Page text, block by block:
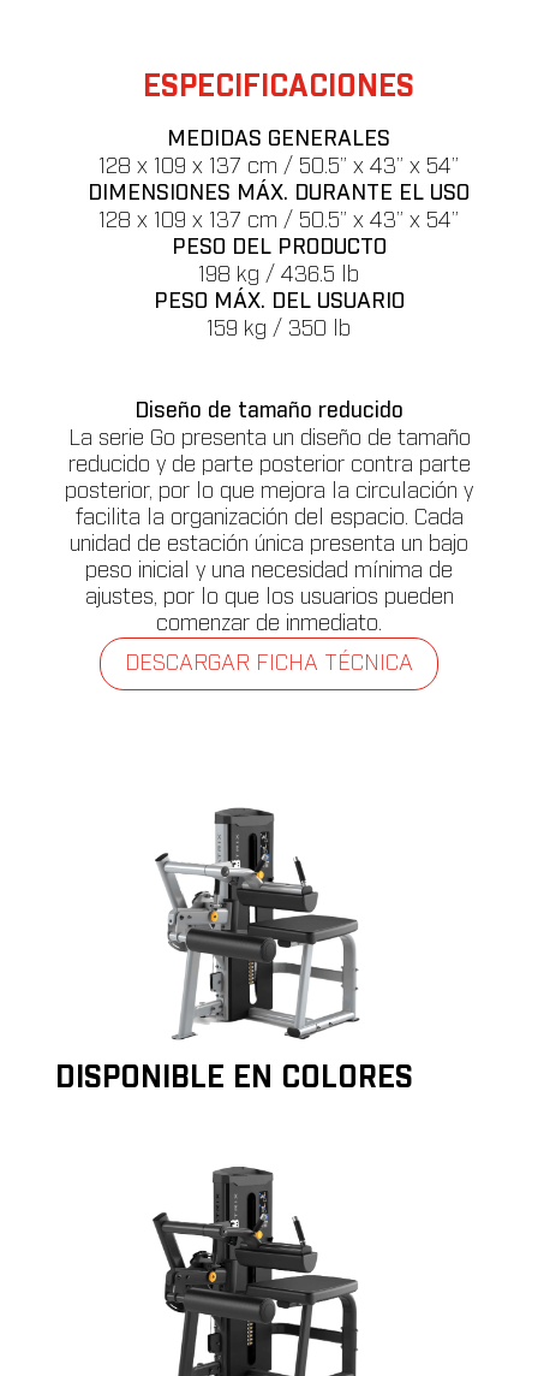
ESPECIFICACIONES
MEDIDAS GENERALES
128 x 109 x 137 cm / 50.5” x 43” x 54”
DIMENSIONES MÁX. DURANTE EL USO
128 x 109 x 137 cm / 50.5” x 43” x 54”
PESO DEL PRODUCTO
198 kg / 436.5 lb
PESO MÁX. DEL USUARIO
159 kg / 350 lb
Diseño de tamaño reducido
La serie Go presenta un diseño de tamaño
reducido y de parte posterior contra parte
posterior, por lo que mejora la circulación y
facilita la organización del espacio. Cada
unidad de estación única presenta un bajo
peso inicial y una necesidad mínima de
ajustes, por lo que los usuarios pueden
comenzar de inmediato.
DESCARGAR FICHA TÉCNICA
DISPONIBLE EN COLORES